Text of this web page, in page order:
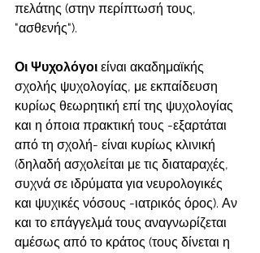
πελάτης (στην περίπτωσή τους,
"ασθενής").
Οι Ψυχολόγοι είναι ακαδημαϊκής
σχολής ψυχολογίας, με εκπαίδευση
κυρίως θεωρητική επί της ψυχολογίας
και η όποια πρακτική τους -εξαρτάται
από τη σχολή- είναι κυρίως κλινική
(δηλαδή ασχολείται με τις διαταραχές,
συχνά σε ιδρύματα για νευρολογικές
και ψυχικές νόσους -ιατρικός όρος). Αν
και το επάγγελμά τους αναγνωρίζεται
αμέσως από το κράτος (τους δίνεται η